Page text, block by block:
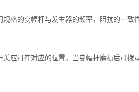
的变幅杆与发生器的频率，阻抗的一致
打在对应的位置。当变幅杆磨损后可拨